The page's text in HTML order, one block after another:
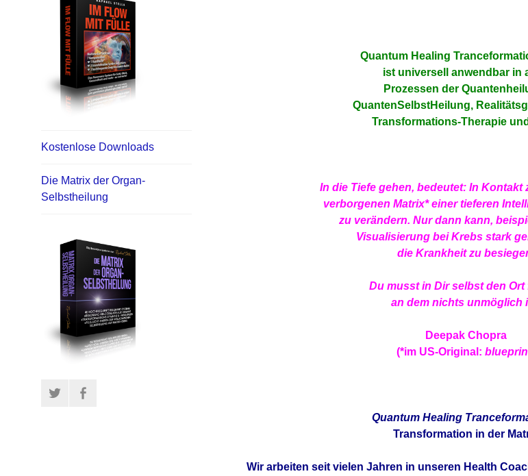
Kostenlose Downloads
Die Matrix der Organ-
Selbstheilung
Twitter
Quantum Healing
ist universell anwendbar in
Prozessen der
QuantenSelbstHeilung,
Transformations-Therapie
In die Tiefe gehen, bedeutet: In Kontakt
verborgenen Matrix* einer tieferen
zu verändern. Nur dann kann,
Visualisierung bei Krebs stark
die Krankheit zu
Du musst in Dir selbst den Ort
an dem nichts unmöglich
Deepak Chopra
(*im US-Original:
Quantum Healing
Transformation in der
Wir arbeiten seit vielen Jahren in unseren Health